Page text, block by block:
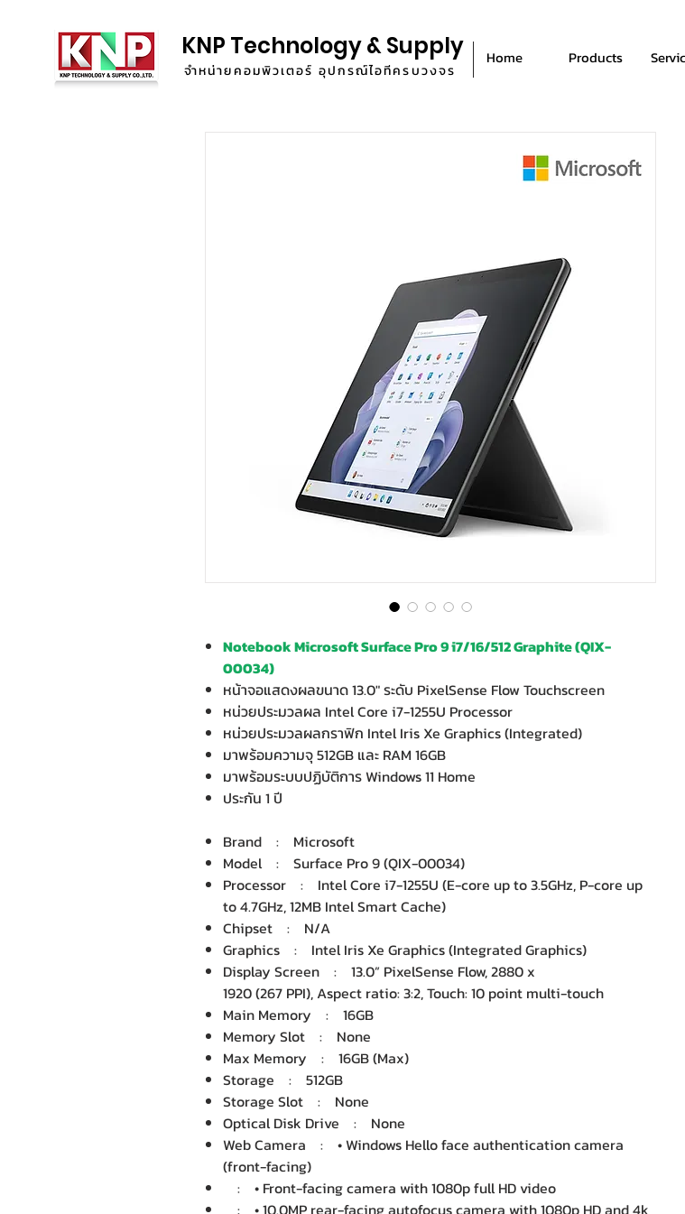
KNP Technology & Supply
จำหน่ายคอมพิวเตอร์ อุปกรณ์ไอทีครบวงจร
Home Products
Notebook Microsoft Surface Pro 9 i7/16/512 Graphite (QIX-
00034)
หน้าจอแสดงผลขนาด 13.0" ระดับ PixelSense Flow Touchscreen
หน่วยประมวลผล Intel Core i7-1255U Processor
หน่วยประมวลผลกราฟิก Intel Iris Xe Graphics (Integrated)
มาพร้อมความจุ 512GB และ RAM 16GB
มาพร้อมระบบปฏิบัติการ Windows 11 Home
ประกัน 1 ปี
Brand : Microsoft
Model : Surface Pro 9 (QIX-00034)
Processor : Intel Core i7-1255U (E-core up to 3.5GHz, P-core up
to 4.7GHz, 12MB Intel Smart Cache)
Chipset : N/A
Graphics : Intel Iris Xe Graphics (Integrated Graphics)
Display Screen : 13.0” PixelSense Flow, 2880 x
1920 (267 PPI), Aspect ratio: 3:2, Touch: 10 point multi-touch
Main Memory : 16GB
Memory Slot : None
Max Memory : 16GB (Max)
Storage : 512GB
Storage Slot : None
Optical Disk Drive : None
Web Camera : • Windows Hello face authentication camera
(front-facing)
: • Front-facing camera with 1080p full HD video
: • 10.0MP rear-facing autofocus camera with 1080p HD and 4k